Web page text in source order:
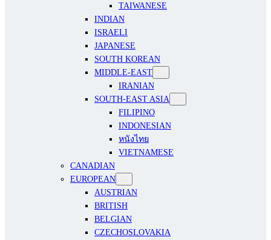
TAIWANESE
INDIAN
ISRAELI
JAPANESE
SOUTH KOREAN
MIDDLE-EAST
IRANIAN
SOUTH-EAST ASIA
FILIPINO
INDONESIAN
หนังไทย
VIETNAMESE
CANADIAN
EUROPEAN
AUSTRIAN
BRITISH
BELGIAN
CZECHOSLOVAKIA